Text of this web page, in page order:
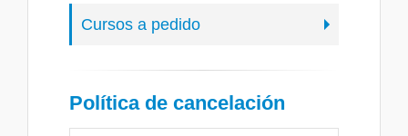
Cursos a pedido
Política de cancelación